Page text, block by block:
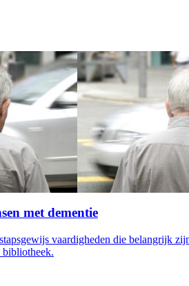
met dementie
vaardigheden die belangrijk
bibliotheek.